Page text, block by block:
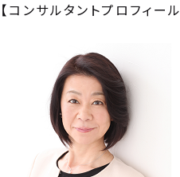
【コンサルタントプロフィール